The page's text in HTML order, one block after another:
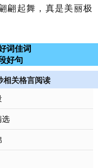
翩起舞，真是美丽极
词佳词
好句
相关格言阅读
选